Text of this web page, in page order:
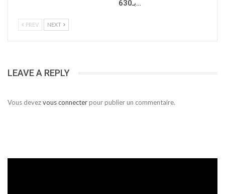
بـ630…
PREV NEXT
LEAVE A REPLY
Vous devezvous connecterpour publier un commentaire.